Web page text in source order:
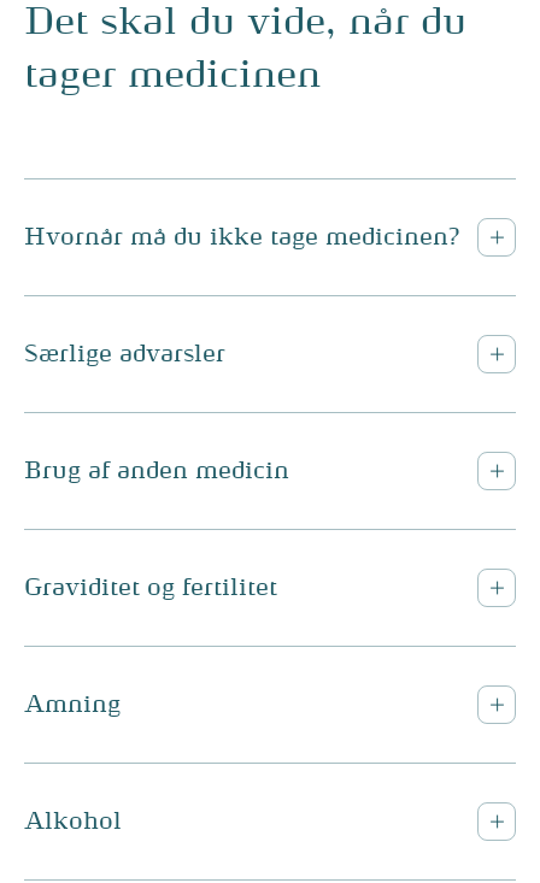
Det skal du vide, når du
tager medicinen
Hvornår må du ikke tage medicinen?
Særlige advarsler
Brug af anden medicin
Graviditet og fertilitet
Amning
Alkohol